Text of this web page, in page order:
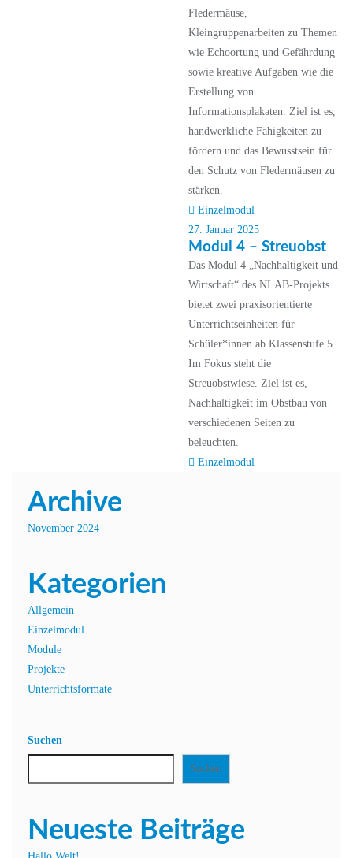
Fledermäuse,
Kleingruppenarbeiten zu Themen
wie Echoortung und Gefährdung
sowie kreative Aufgaben wie die
Erstellung von
Informationsplakaten. Ziel ist es,
handwerkliche Fähigkeiten zu
fördern und das Bewusstsein für
den Schutz von Fledermäusen zu
stärken.
Einzelmodul
27. Januar 2025
Modul 4 – Streuobst
Das Modul 4 „Nachhaltigkeit und
Wirtschaft“ des NLAB-Projekts
bietet zwei praxisorientierte
Unterrichtseinheiten für
Schüler*innen ab Klassenstufe 5.
Im Fokus steht die
Streuobstwiese. Ziel ist es,
Nachhaltigkeit im Obstbau von
verschiedenen Seiten zu
beleuchten.
Einzelmodul
Archive
November 2024
Kategorien
Allgemein
Einzelmodul
Module
Projekte
Unterrichtsformate
Suchen
Suchen
Neueste Beiträge
Hallo Welt!